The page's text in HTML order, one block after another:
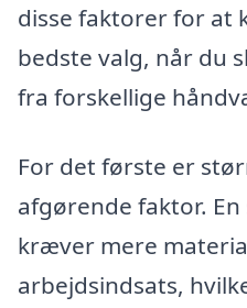
disse faktorer for at
bedste valg, når du
fra forskellige
For det første er
afgørende faktor.
kræver mere
arbejdsindsats,